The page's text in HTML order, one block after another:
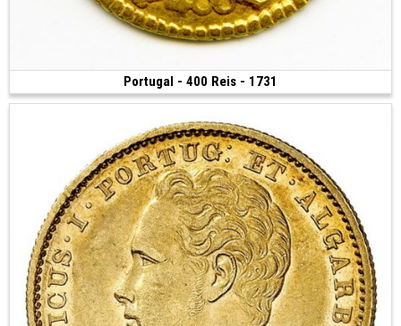
Portugal - 400 Reis - 1731
(1731 • Lisbonne • 1.04 g • 14 mm)